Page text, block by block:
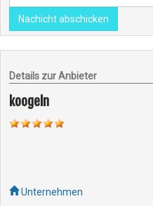
Nachicht abschicken
Details zur Anbieter
koogeln
Unternehmen